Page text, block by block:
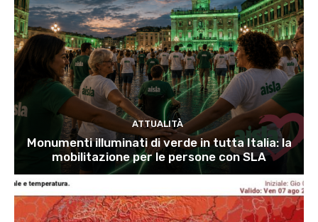
ATTUALITÀ
Monumenti illuminati di verde in tutta Italia: la
mobilitazione per le persone con SLA